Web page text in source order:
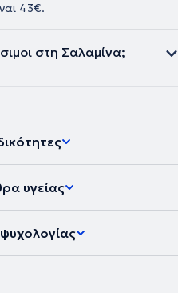
43€.
στη Σαλαμίνα;
υγείας